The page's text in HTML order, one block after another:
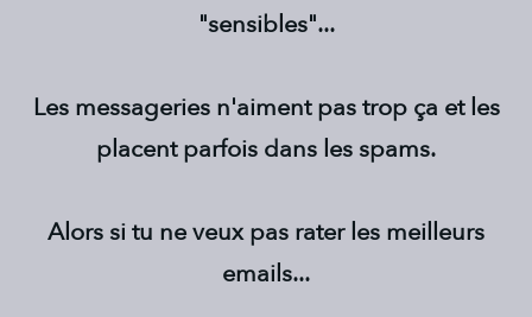
"sensibles"...
Les messageries n'aiment pas trop ça et les
placent parfois dans les spams.
Alors si tu ne veux pas rater les meilleurs
emails...